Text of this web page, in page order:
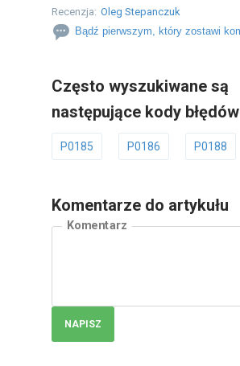
Recenzja: Oleg Stepanczuk
Bądź pierwszym, który zostawi
Często wyszukiwane są
następujące kody błędów
P0185 P0186 P0188
Komentarze do artykułu
Komentarz
NAPISZ